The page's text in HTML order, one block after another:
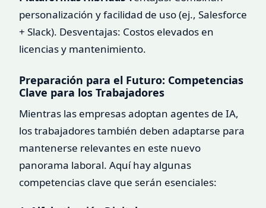
personalización y facilidad de uso (ej., Salesforce
+ Slack). Desventajas: Costos elevados en
licencias y mantenimiento.
Preparación para el Futuro: Competencias
Clave para los Trabajadores
Mientras las empresas adoptan agentes de IA,
los trabajadores también deben adaptarse para
mantenerse relevantes en este nuevo
panorama laboral. Aquí hay algunas
competencias clave que serán esenciales: